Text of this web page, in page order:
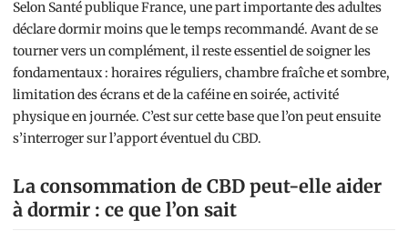
Selon Santé publique France, une part importante des adultes
déclare dormir moins que le temps recommandé. Avant de se
tourner vers un complément, il reste essentiel de soigner les
fondamentaux : horaires réguliers, chambre fraîche et sombre,
limitation des écrans et de la caféine en soirée, activité
physique en journée. C’est sur cette base que l’on peut ensuite
s’interroger sur l’apport éventuel du CBD.
La consommation de CBD peut-elle aider
à dormir : ce que l’on sait